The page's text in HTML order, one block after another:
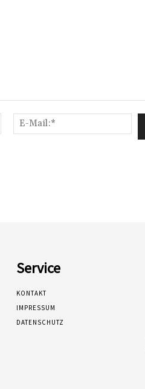
Name:*
Service
KONTAKT
IMPRESSUM
DATENSCHUTZ